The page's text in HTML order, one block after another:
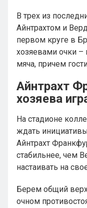
В трех из
Айнтрахтом и
первом круге в
хозяевами очки –
мяча, причем
Айнтрахт
хозяева
На стадионе
ждать
Айнтрахт
стабильнее, чем
настаивать на
Берем общий верх
очном